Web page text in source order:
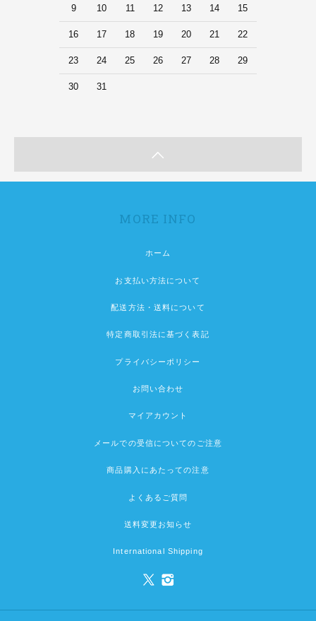
9 10 11 12 13 14 15
16 17 18 19 20 21 22
23 24 25 26 27 28 29
30 31
MORE INFO
ホーム
お支払い方法について
配送方法・送料について
特定商取引法に基づく表記
プライバシーポリシー
お問い合わせ
マイアカウント
メールでの受信についてのご注意
商品購入にあたっての注意
よくあるご質問
送料変更お知らせ
International Shipping